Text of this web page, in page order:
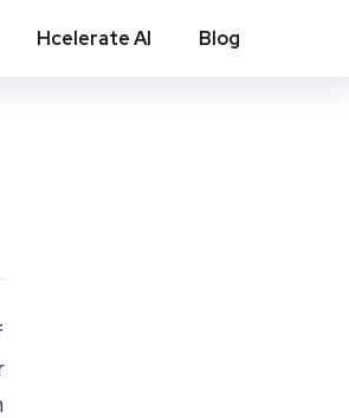
Hcelerate AI Blog